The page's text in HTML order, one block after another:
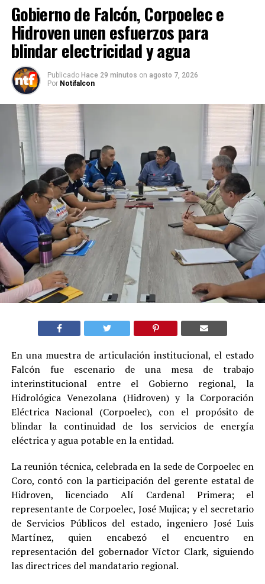
Gobierno de Falcón, Corpoelec e
Hidroven unen esfuerzos para
blindar electricidad y agua
Publicado Hace 29 minutos on agosto 7, 2026
Por Notifalcon
En una muestra de articulación institucional, el estado
Falcón fue escenario de una mesa de trabajo
interinstitucional entre el Gobierno regional, la
Hidrológica Venezolana (Hidroven) y la Corporación
Eléctrica Nacional (Corpoelec), con el propósito de
blindar la continuidad de los servicios de energía
eléctrica y agua potable en la entidad.
La reunión técnica, celebrada en la sede de Corpoelec en
Coro, contó con la participación del gerente estatal de
Hidroven, licenciado Alí Cardenal Primera; el
representante de Corpoelec, José Mujica; y el secretario
de Servicios Públicos del estado, ingeniero José Luis
Martínez, quien encabezó el encuentro en
representación del gobernador Víctor Clark, siguiendo
las directrices del mandatario regional.